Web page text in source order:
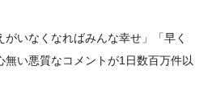
いなくなればみんな幸せ」「早く
い悪質なコメントが1日数百万件以